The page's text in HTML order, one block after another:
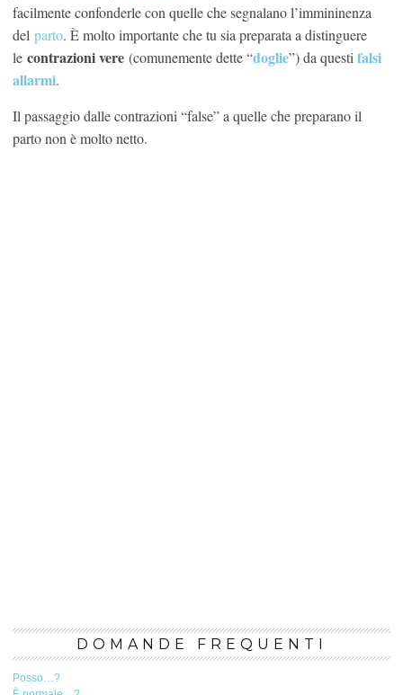
facilmente confonderle con quelle che segnalano l’immininenza
del parto. È molto importante che tu sia preparata a distinguere
le contrazioni vere (comunemente dette “doglie”) da questi falsi
allarmi.
Il passaggio dalle contrazioni “false” a quelle che preparano il
parto non è molto netto.
DOMANDE FREQUENTI
Posso…?